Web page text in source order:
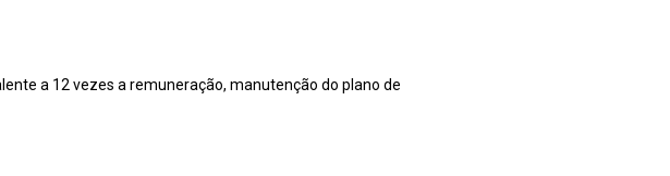
a 12 vezes a remuneração, manutenção do plano de